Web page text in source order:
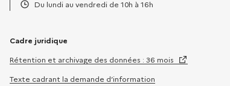
Du lundi au vendredi de 10h à 16h
Cadre juridique
Rétention et archivage des données : 36 mois
Texte cadrant la demande d’information